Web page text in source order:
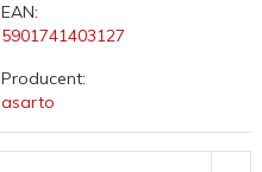
EAN:
5901741403127
Producent:
asarto